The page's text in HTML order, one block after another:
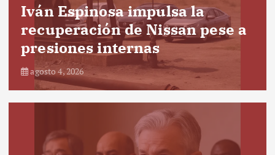
Iván Espinosa impulsa la
recuperación de Nissan pese a
presiones internas
agosto 4, 2026